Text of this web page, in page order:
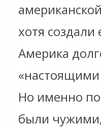
хотя
Америка
Но именно
были